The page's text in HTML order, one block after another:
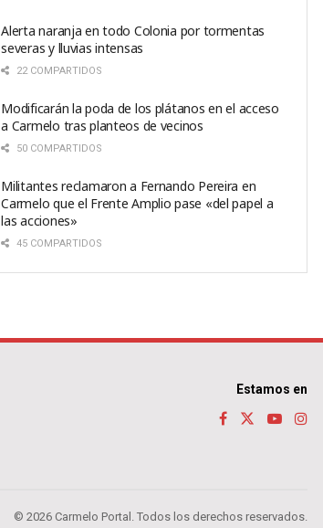
Alerta naranja en todo Colonia por tormentas
severas y lluvias intensas
22 COMPARTIDOS
Modificarán la poda de los plátanos en el acceso
a Carmelo tras planteos de vecinos
50 COMPARTIDOS
Militantes reclamaron a Fernando Pereira en
Carmelo que el Frente Amplio pase «del papel a
las acciones»
45 COMPARTIDOS
Estamos en
© 2026 Carmelo Portal. Todos los derechos reservados.